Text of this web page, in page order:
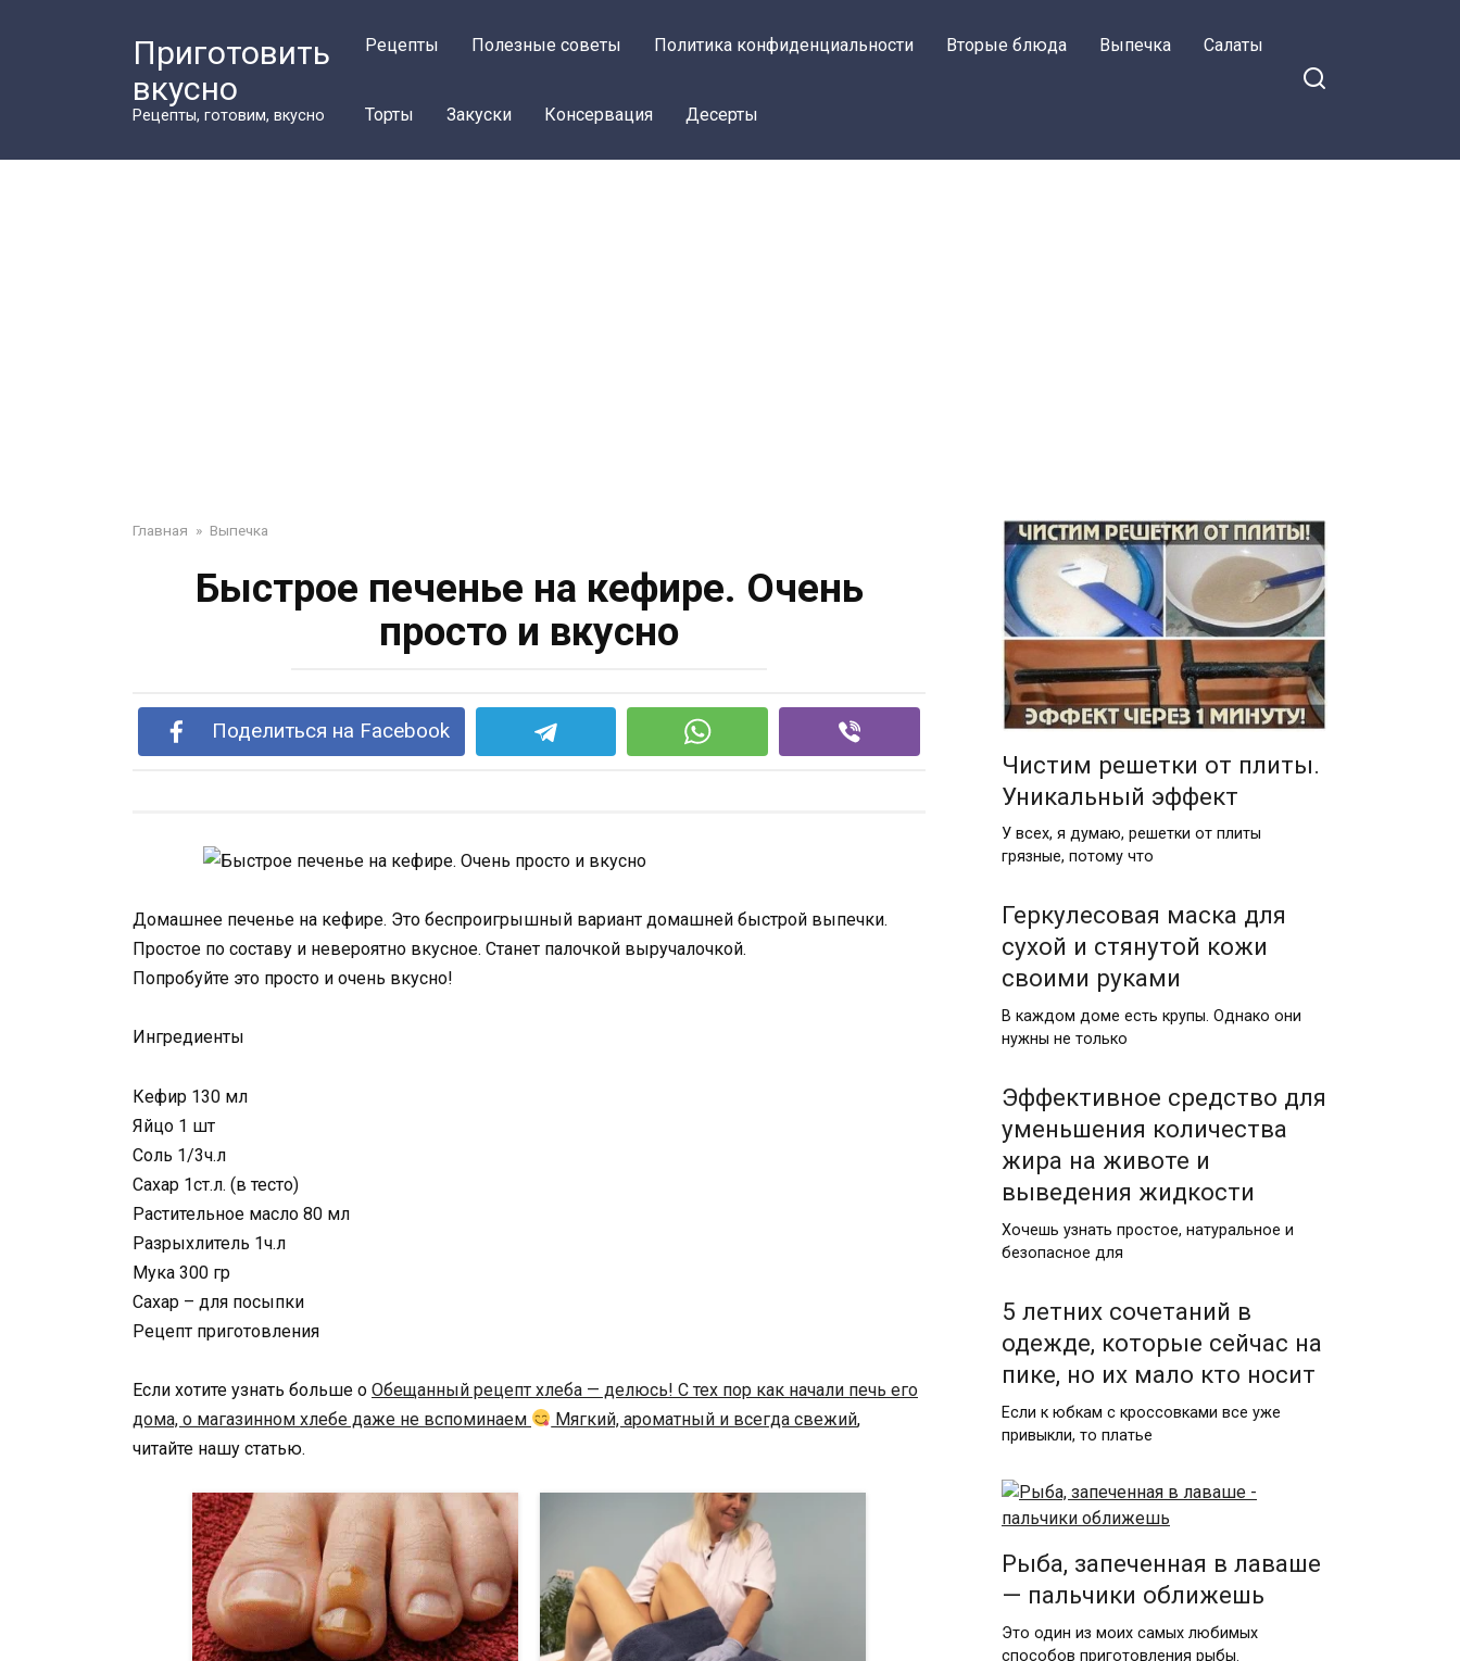
Приготовить
вкусно
Рецепты, готовим, вкусно
Рецепты Полезные советы Политика конфиденциальности Вторые блюда Выпечка Салаты
Торты Закуски Консервация Десерты
Главная » Выпечка
Быстрое печенье на кефире. Очень
просто и вкусно
Поделиться на Facebook
Домашнее печенье на кефире. Это беспроигрышный вариант домашней быстрой выпечки.
Простое по составу и невероятно вкусное. Станет палочкой выручалочкой.
Попробуйте это просто и очень вкусно!
Ингредиенты
Кефир 130 мл
Яйцо 1 шт
Соль 1/3ч.л
Сахар 1ст.л. (в тесто)
Растительное масло 80 мл
Разрыхлитель 1ч.л
Мука 300 гр
Сахар – для посыпки
Рецепт приготовления
Если хотите узнать больше о Обещанный рецепт хлеба — делюсь! С тех пор как начали печь его
дома, о магазинном хлебе даже не вспоминаем
Мягкий, ароматный и всегда свежий,
читайте нашу статью.
Чистим решетки от плиты.
Уникальный эффект
У всех, я думаю, решетки от плиты
грязные, потому что
Геркулесовая маска для
сухой и стянутой кожи
своими руками
В каждом доме есть крупы. Однако они
нужны не только
Эффективное средство для
уменьшения количества
жира на животе и
выведения жидкости
Хочешь узнать простое, натуральное и
безопасное для
5 летних сочетаний в
одежде, которые сейчас на
пике, но их мало кто носит
Если к юбкам с кроссовками все уже
привыкли, то платье
Рыба, запеченная в лаваше
— пальчики оближешь
Это один из моих самых любимых
способов приготовления рыбы.